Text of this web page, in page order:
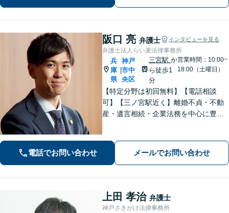
阪口 亮 弁護士 インタビューを見る
弁護士法人らい麦法律事務所
兵
庫
県
神戸
市中
央区
三宮駅 か
ら徒歩1
分
営業時間：10:00~
18:00（土曜日）
【特定分野は初回無料】【電話相談
可】【三ノ宮駅近く】離婚不貞・不動
産・遺言相続・企業法務を中心に豊富
もって最善の解決を実現します。お気
軽にご相談ください。
電話でお問い合わせ メールでお問い合わせ
上田 孝治 弁護士
神戸さきがけ法律事務所